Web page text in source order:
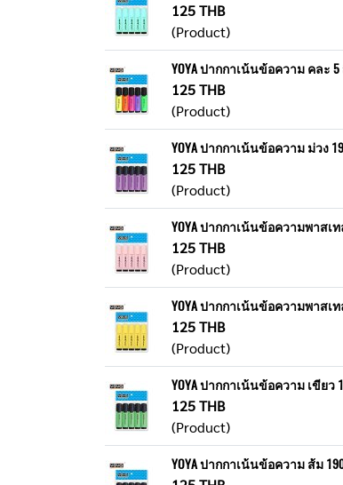
125 THB
(Product)
YOYA ปากกาเน้นข้อความ คละ 5
125 THB
(Product)
YOYA ปากกาเน้นข้อความ ม่วง
125 THB
(Product)
YOYA ปากกาเน้นข้อความพาสเ
125 THB
(Product)
YOYA ปากกาเน้นข้อความพาสเท
125 THB
(Product)
YOYA ปากกาเน้นข้อความ เขียว
125 THB
(Product)
YOYA ปากกาเน้นข้อความ ส้ม